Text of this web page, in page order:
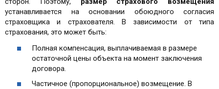
устанавливается на основании обоюдного согласия
страховщика и страхователя. В зависимости от типа
страхования, это может быть:
Полная компенсация, выплачиваемая в размере
остаточной цены объекта на момент заключения
договора.
Частичное (пропорциональное) возмещение. В